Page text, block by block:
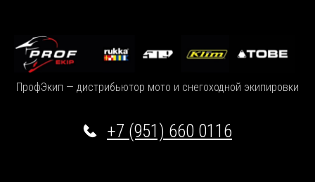
ПрофЭкип — дистрибьютор мото и снегоходной экипировки
+7 (951) 660 0116